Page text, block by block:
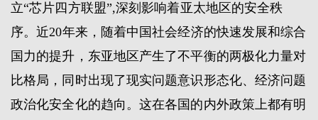
立“芯片四方联盟”,深刻影响着亚太地区的安全秩
序。近20年来，随着中国社会经济的快速发展和综合
国力的提升，东亚地区产生了不平衡的两极化力量对
比格局，同时出现了现实问题意识形态化、经济问题
政治化安全化的趋向。这在各国的内外政策上都有明